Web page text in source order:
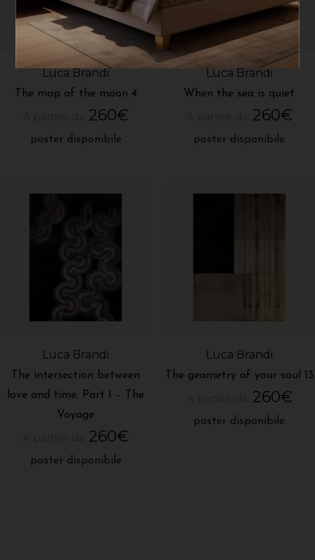
Luca Brandi
The map of the moon 4
260€
poster disponibile
Luca Brandi
When the sea is quiet
260€
poster disponibile
Luca Brandi
The intersection between
love and time; Part 1 – The
Voyage
260€
poster disponibile
Luca Brandi
The geometry of your soul 13
260€
poster disponibile